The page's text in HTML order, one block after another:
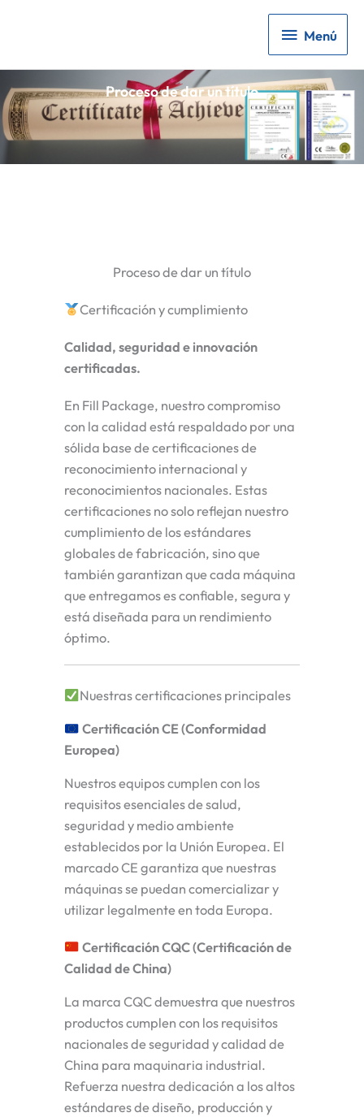
Menú
Menú
Proceso de dar un título
Proceso de dar un título
Certificación y cumplimiento
Calidad, seguridad e innovación
certificadas.
En Fill Package, nuestro compromiso
con la calidad está respaldado por una
sólida base de certificaciones de
reconocimiento internacional y
reconocimientos nacionales. Estas
certificaciones no solo reflejan nuestro
cumplimiento de los estándares
globales de fabricación, sino que
también garantizan que cada máquina
que entregamos es confiable, segura y
está diseñada para un rendimiento
óptimo.
Nuestras certificaciones principales
Certificación CE (Conformidad
Europea)
Nuestros equipos cumplen con los
requisitos esenciales de salud,
seguridad y medio ambiente
establecidos por la Unión Europea. El
marcado CE garantiza que nuestras
máquinas se puedan comercializar y
utilizar legalmente en toda Europa.
Certificación CQC (Certificación de
Calidad de China)
La marca CQC demuestra que nuestros
productos cumplen con los requisitos
nacionales de seguridad y calidad de
China para maquinaria industrial.
Refuerza nuestra dedicación a los altos
estándares de diseño, producción y